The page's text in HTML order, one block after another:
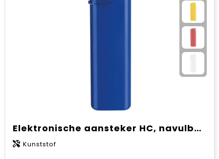
Elektronische aansteker HC, navulbaar
Kunststof